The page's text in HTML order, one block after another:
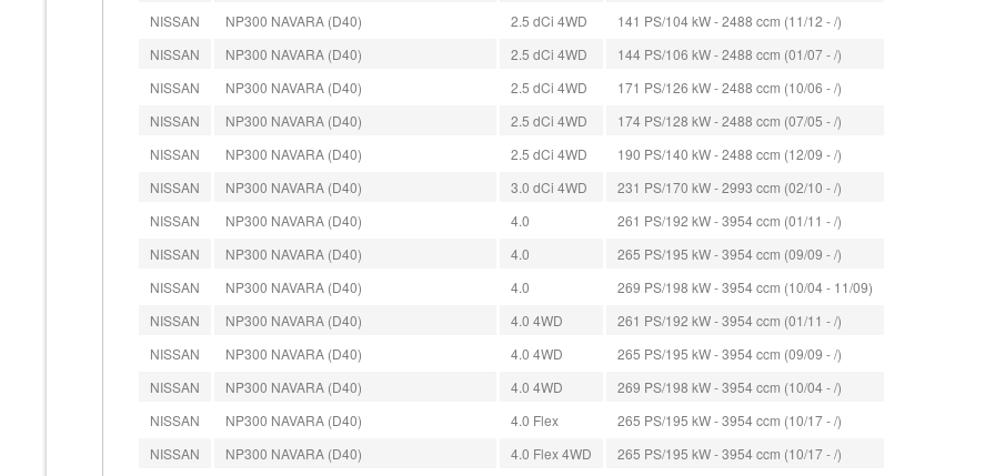
NISSAN
NP300 NAVARA (D40) 2.5 dCi 4WD
141 PS/104 kW - 2488 ccm (11/12 - /)
NISSAN
NP300 NAVARA (D40) 2.5 dCi 4WD
144 PS/106 kW - 2488 ccm (01/07 - /)
NISSAN
NP300 NAVARA (D40) 2.5 dCi 4WD
171 PS/126 kW - 2488 ccm (10/06 - /)
NISSAN
NP300 NAVARA (D40) 2.5 dCi 4WD
174 PS/128 kW - 2488 ccm (07/05 - /)
NISSAN
NP300 NAVARA (D40) 2.5 dCi 4WD
190 PS/140 kW - 2488 ccm (12/09 - /)
NISSAN
NP300 NAVARA (D40) 3.0 dCi 4WD
231 PS/170 kW - 2993 ccm (02/10 - /)
NISSAN
NP300 NAVARA (D40) 4.0
261 PS/192 kW - 3954 ccm (01/11 - /)
NISSAN
NP300 NAVARA (D40) 4.0
265 PS/195 kW - 3954 ccm (09/09 - /)
NISSAN
NP300 NAVARA (D40) 4.0
269 PS/198 kW - 3954 ccm (10/04 - 11/09)
NISSAN
NP300 NAVARA (D40) 4.0 4WD
261 PS/192 kW - 3954 ccm (01/11 - /)
NISSAN
NP300 NAVARA (D40) 4.0 4WD
265 PS/195 kW - 3954 ccm (09/09 - /)
NISSAN
NP300 NAVARA (D40) 4.0 4WD
269 PS/198 kW - 3954 ccm (10/04 - /)
NISSAN
NP300 NAVARA (D40) 4.0 Flex
265 PS/195 kW - 3954 ccm (10/17 - /)
NISSAN
NP300 NAVARA (D40) 4.0 Flex 4WD
265 PS/195 kW - 3954 ccm (10/17 - /)